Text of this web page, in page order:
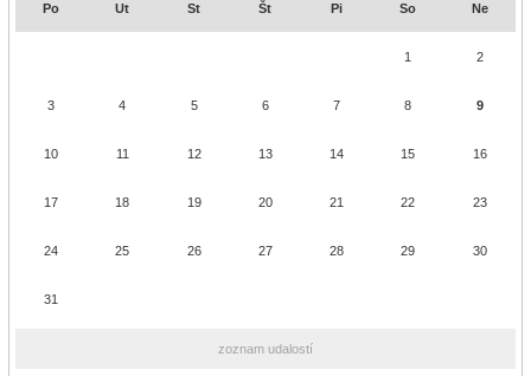
Po Ut St Št Pi So Ne
1 2
3 4 5 6 7 8 9
10 11 12 13 14 15 16
17 18 19 20 21 22 23
24 25 26 27 28 29 30
31
zoznam udalostí